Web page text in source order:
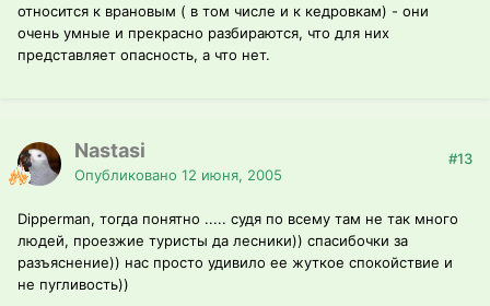
относится к врановым ( в том числе и к кедровкам) - они
очень умные и прекрасно разбираются, что для них
представляет опасность, а что нет.
Nastasi
Опубликовано 12 июня, 2005
#13
Dipperman, тогда понятно ..... судя по всему там не так много
людей, проезжие туристы да лесники)) спасибочки за
разъяснение)) нас просто удивило ее жуткое спокойствие и
не пугливость))